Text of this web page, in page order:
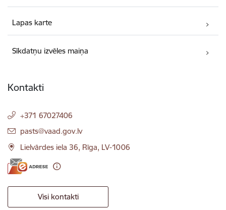
Lapas karte
Sīkdatņu izvēles maiņa
Kontakti
+371 67027406
E-pasts:
pasts@vaad.gov.lv
Lielvārdes iela 36, Rīga, LV-1006
Visi kontakti